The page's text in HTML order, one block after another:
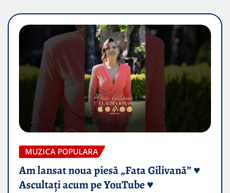
MUZICA POPULARA
Am lansat noua piesă „Fata Gilivană” ♥️
Ascultați acum pe YouTube ♥️